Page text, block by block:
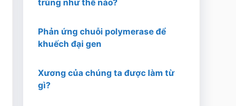
trùng như thế nào?
Phản ứng chuỗi polymerase để
khuếch đại gen
Xương của chúng ta được làm từ
gì?